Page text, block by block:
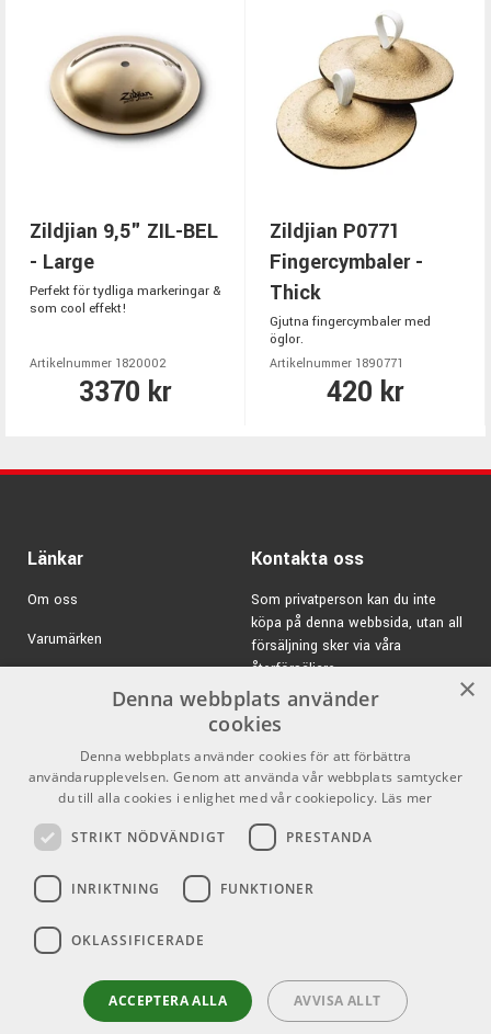
Zildjian 9,5" ZIL-BEL
- Large
Perfekt för tydliga markeringar &
som cool effekt!
Artikelnummer 1820002
3370 kr
Zildjian P0771
Fingercymbaler -
Thick
Gjutna fingercymbaler med
öglor.
Artikelnummer 1890771
420 kr
Länkar
Om oss
Varumärken
Försäljningsvillkor
Inlogg för återförsäljare
Kontakta oss
Som privatperson kan du inte
köpa på denna webbsida, utan all
försäljning sker via våra
återförsäljare.
E-post:info@emnordic.se
Youtube
×
Denna webbplats använder
cookies
Denna webbplats använder cookies för att förbättra
användarupplevelsen. Genom att använda vår webbplats samtycker
du till alla cookies i enlighet med vår cookiepolicy. Läs mer
STRIKT NÖDVÄNDIGT PRESTANDA
INRIKTNING FUNKTIONER
OKLASSIFICERADE
ACCEPTERA ALLA AVVISA ALLT